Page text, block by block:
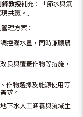
鋒教授補充：「節水與氣
共贏。」
理方案：
控灌水量，同時兼顧農
良與覆蓋作物等措施，
作物選擇及能源使用等
求。
下水人工涵養與流域生